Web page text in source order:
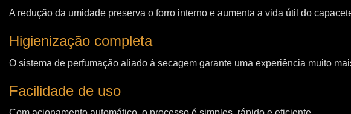
A redução da umidade preserva o forro interno e aumenta a vida útil do
Higienização completa
O sistema de perfumação aliado à secagem garante uma experiência muito
Facilidade de uso